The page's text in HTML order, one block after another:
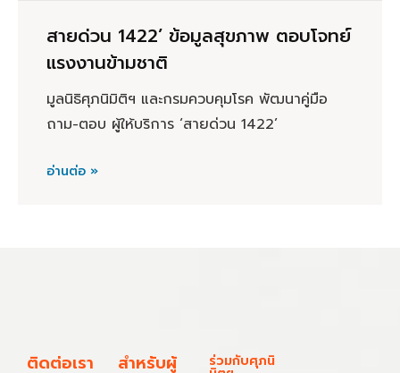
สายด่วน 1422’ ข้อมูลสุขภาพ ตอบโจทย์
แรงงานข้ามชาติ
มูลนิธิศุภนิมิติฯ และกรมควบคุมโรค พัฒนาคู่มือ
ถาม-ตอบ ผู้ให้บริการ ‘สายด่วน 1422’
อ่านต่อ »
ติดต่อเรา สำหรับผู้ ร่วมกับศุภนิ